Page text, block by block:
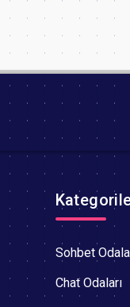
Sohbet
Chat Odaları